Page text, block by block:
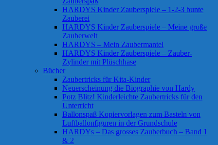
HARDYS Kinder Zauberspiele – 1-2-3 bunte
Zauberei
HARDYS Kinder Zauberspiele – Meine große
Zauberwelt
HARDYS – Mein Zaubermantel
HARDYS Kinder Zauberspiele – Zauber-
Zylinder mit Plüschhase
Bücher
Zaubertricks für Kita-Kinder
Neuerscheinung die Biographie von Hardy
Potz Blitz! Kinderleichte Zaubertricks für den
Unterricht
Ballonspaß Kopiervorlagen zum Basteln von
Luftballonfiguren in der Grundschule
HARDYs – Das grosses Zauberbuch – Band 1
& 2